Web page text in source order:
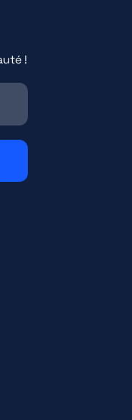
!